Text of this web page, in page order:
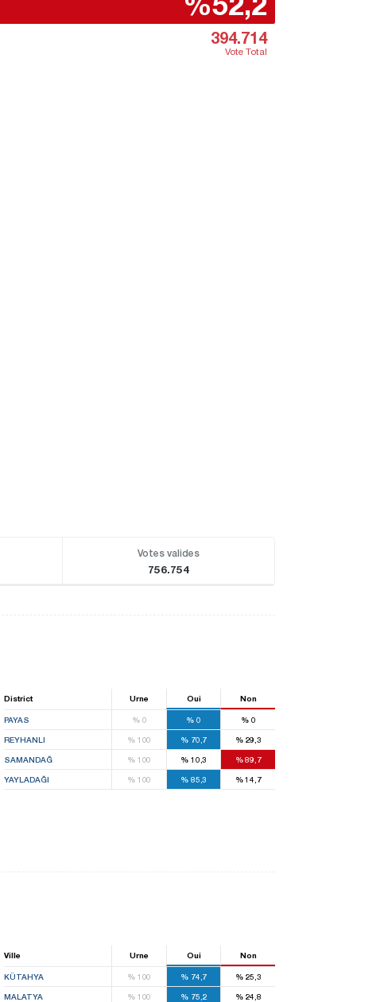
394.714
Vote Total
Votes valides
756.754
District Urne Oui Non
PAYAS %0 % 0 %0
REYHANLI %100 %70,7 %29,3
SAMANDAĞ %100 %10,3 %89,7
YAYLADAĞI %100 %85,3 %14,7
Ville Urne Oui Non
KÜTAHYA %100 %74,7 %25,3
MALATYA %100 %75,2 %24,8